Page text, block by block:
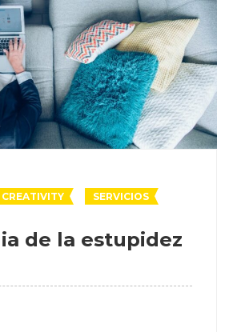
CREATIVITY SERVICIOS
de la estupidez